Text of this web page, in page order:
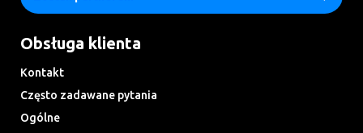
Obsługa klienta
Kontakt
Często zadawane pytania
Ogólne